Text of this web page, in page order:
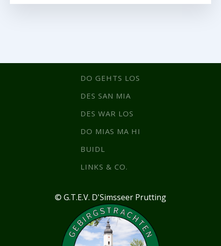
DO GEHTS LOS
DES SAN MIA
DES WAR LOS
DO MIAS MA HI
BUIDL
LINKS & CO.
© G.T.E.V. D'Simsseer Prutting